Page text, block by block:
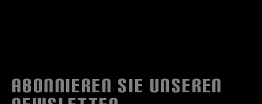
ABONNIEREN SIE UNSEREN